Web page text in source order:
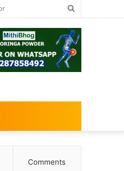
Comments